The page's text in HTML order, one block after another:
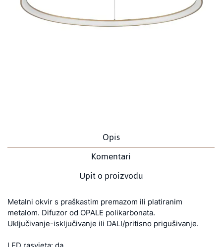
Opis
Komentari
Upit o proizvodu
Metalni okvir s praškastim premazom ili platiranim
metalom. Difuzor od OPALE polikarbonata.
Uključivanje-isključivanje ili DALI/pritisno prigušivanje.